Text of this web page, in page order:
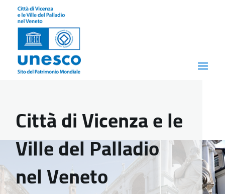
Città di Vicenza e le
Ville del Palladio
nel Veneto